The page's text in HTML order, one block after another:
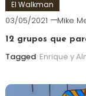
El Walkman
03/05/2021 Mike
12 grupos que
Tagged Enrique y